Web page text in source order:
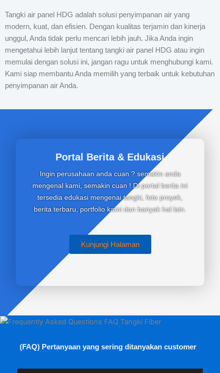
Tangki air panel HDG adalah solusi penyimpanan air yang
modern, kuat, dan efisien. Dengan kualitas terjamin dan kinerja
unggul, Anda tidak perlu mencari lebih jauh. Jika Anda ingin
mengetahui lebih lanjut tentang tangki air panel HDG atau ingin
memulai dengan solusi ini, jangan ragu untuk menghubungi kami.
Kami siap membantu Anda memilih yang terbaik untuk kebutuhan
penyimpanan air Anda.
Portal Berita & Edukasi
Ingin perusahaan anda cuan ? semakin anda
mengenal kami, semakin cuan ! Di portal berita ini
tersedia edukasi mengenai tangki, foto proyek,
berita terbaru, portfolio kami dan banyak hal lain.
Kunjungi Halaman
(FAQ) Pertanyaan yang sering ditanyakan customer